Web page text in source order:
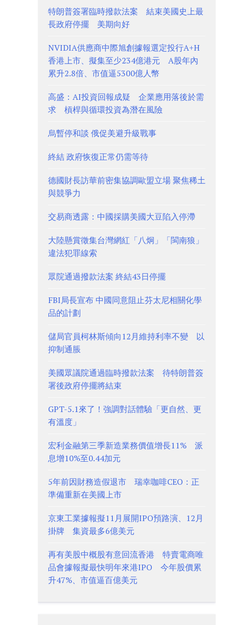
特朗普簽署臨時撥款法案 結束美國史上最
長政府停擺 美期向好
NVIDIA供應商中際旭創據報選定投行A+H
香港上市、擬集至少234億港元 A股年內
累升2.8倍、市值逼5300億人幣
高盛：AI投資回報成疑 企業應用落後於需
求 槓桿與循環投資為潛在風險
烏暫停和談 俄促美避升級戰事
終結 政府恢復正常仍需等待
德國財長訪華前密集協調歐盟立場 聚焦稀土
與競爭力
交易商透露：中國採購美國大豆陷入停滯
大陸懸賞徵集台灣網紅「八炯」「閩南狼」
違法犯罪線索
眾院通過撥款法案 終結43日停擺
FBI局長宣布 中國同意阻止芬太尼相關化學
品的計劃
儲局官員柯林斯傾向12月維持利率不變 以
抑制通脹
美國眾議院通過臨時撥款法案 待特朗普簽
署後政府停擺將結束
GPT-5.1來了！強調對話體驗「更自然、更
有溫度」
宏利金融第三季新造業務價值增長11% 派
息增10%至0.44加元
5年前因財務造假退市 瑞幸咖啡CEO：正
準備重新在美國上市
京東工業據報擬11月展開IPO預路演、12月
掛牌 集資最多6億美元
再有美股中概股有意回流香港 特賣電商唯
品會據報擬最快明年來港IPO 今年股價累
升47%、市值逼百億美元